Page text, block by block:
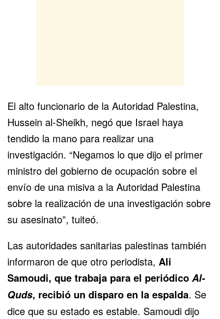
El alto funcionario de la Autoridad Palestina,
Hussein al-Sheikh, negó que Israel haya
tendido la mano para realizar una
investigación. “Negamos lo que dijo el primer
ministro del gobierno de ocupación sobre el
envío de una misiva a la Autoridad Palestina
sobre la realización de una investigación sobre
su asesinato”, tuiteó.
Las autoridades sanitarias palestinas también
informaron de que otro periodista, Ali
Samoudi, que trabaja para el periódico Al-
Quds, recibió un disparo en la espalda. Se
dice que su estado es estable. Samoudi dijo